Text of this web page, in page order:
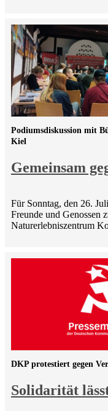
Gemeinsam
Podiumsdiskussion mit
Kiel
Für Sonntag, den 26.
Freunde und Genossen
Naturerlebniszentrum
Solidarität
DKP protestiert gegen